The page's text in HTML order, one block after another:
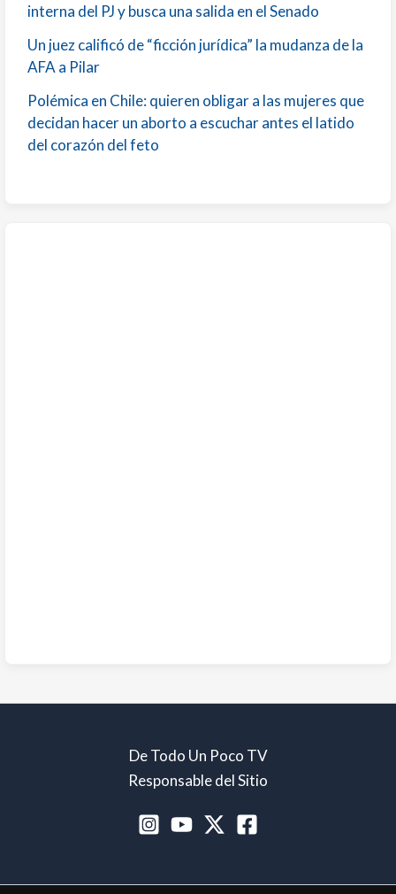
interna del PJ y busca una salida en el Senado
Un juez calificó de “ficción jurídica” la mudanza de la
AFA a Pilar
Polémica en Chile: quieren obligar a las mujeres que
decidan hacer un aborto a escuchar antes el latido
del corazón del feto
De Todo Un Poco TV
Responsable del Sitio